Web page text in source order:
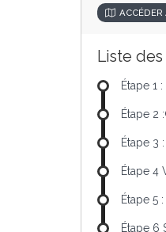
ACCÉDER
Liste
Étape 1
Étape 2
Étape 3
Étape 4
Étape 5
Étape 6